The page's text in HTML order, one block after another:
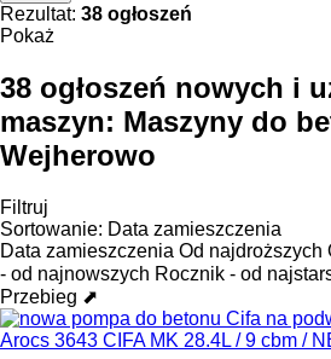
Rezultat: 38 ogłoszeń
Pokaż
38 ogłoszeń nowych i
maszyn: Maszyny do
Wejherowo
Filtruj
Sortowanie: Data zamieszczenia
Data zamieszczenia Od najdroższych
- od najnowszych Rocznik - od
Przebieg ⬈